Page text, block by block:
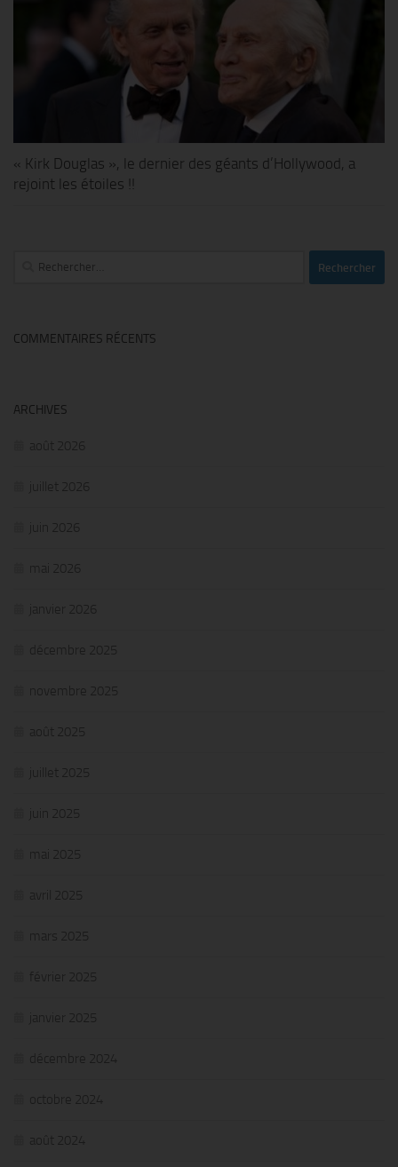
« Kirk Douglas », le dernier des géants d’Hollywood, a
rejoint les étoiles !!
Rechercher :
COMMENTAIRES RÉCENTS
ARCHIVES
août 2026
juillet 2026
juin 2026
mai 2026
janvier 2026
décembre 2025
novembre 2025
août 2025
juillet 2025
juin 2025
mai 2025
avril 2025
mars 2025
février 2025
janvier 2025
décembre 2024
octobre 2024
août 2024